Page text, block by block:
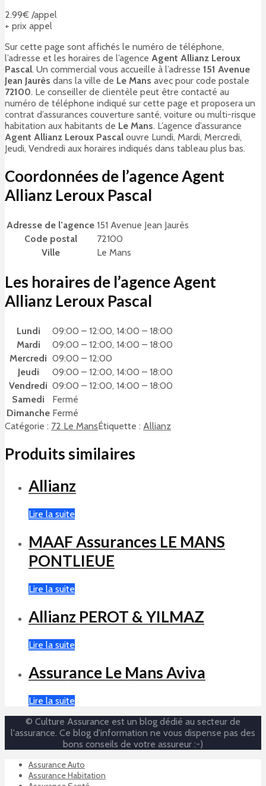
2.99€ /appel
+ prix appel
Sur cette page sont affichés le numéro de téléphone,
l’adresse et les horaires de l’agence Agent Allianz Leroux
Pascal. Un commercial vous accueille à l’adresse 151 Avenue
Jean Jaurès dans la ville de Le Mans avec pour code postale
72100. Le conseiller de clientèle peut être contacté au
numéro de téléphone indiqué sur cette page et proposera un
contrat d’assurances couverture santé, voiture ou multi-risque
habitation aux habitants de Le Mans. L’agence d’assurance
Agent Allianz Leroux Pascal ouvre Lundi, Mardi, Mercredi,
Jeudi, Vendredi aux horaires indiqués dans tableau plus bas.
Coordonnées de l’agence Agent
Allianz Leroux Pascal
Adresse de l’agence 151 Avenue Jean Jaurès
Code postal
72100
Ville
Le Mans
Les horaires de l’agence Agent
Allianz Leroux Pascal
Lundi
09:00 – 12:00, 14:00 – 18:00
Mardi
09:00 – 12:00, 14:00 – 18:00
Mercredi 09:00 – 12:00
Jeudi
09:00 – 12:00, 14:00 – 18:00
Vendredi 09:00 – 12:00, 14:00 – 18:00
Samedi
Fermé
Dimanche Fermé
Catégorie : 72 Le MansÉtiquette : Allianz
Produits similaires
Allianz
Lire la suite
MAAF Assurances LE MANS
PONTLIEUE
Lire la suite
Allianz PEROT & YILMAZ
Lire la suite
Assurance Le Mans Aviva
Lire la suite
© Culture Assurance est un blog dédié au secteur de
l'assurance. Ce blog d'information ne vous dispense pas des
bons conseils de votre assureur :-)
Assurance Auto
Assurance Habitation